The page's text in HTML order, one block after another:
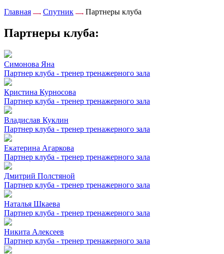
Главная
Спутник Партнеры клуба
Партнеры клуба:
Симонова Яна
Партнер клуба - тренер тренажерного зала
Кристина Курносова
Партнер клуба - тренер тренажерного зала
Владислав Куклин
Партнер клуба - тренер тренажерного зала
Екатерина Агаркова
Партнер клуба - тренер тренажерного зала
Дмитрий Полстяной
Партнер клуба - тренер тренажерного зала
Наталья Шкаева
Партнер клуба - тренер тренажерного зала
Никита Алексеев
Партнер клуба - тренер тренажерного зала